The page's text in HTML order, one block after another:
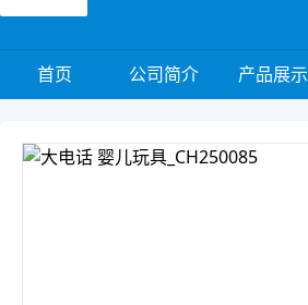
首页 公司简介 产品展示